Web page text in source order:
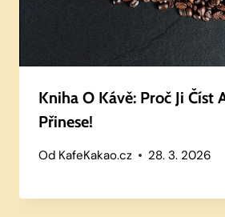
Kniha O Kávě: Proč Ji Číst
Přinese!
Od KafeKakao.cz 28. 3. 2026